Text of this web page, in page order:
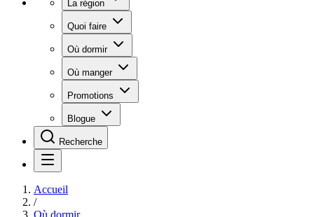
La région
Quoi faire
Où dormir
Où manger
Promotions
Blogue
Recherche
Accueil
/
Où dormir